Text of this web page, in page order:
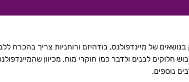
של מיינדפולנס, בודהיזם ורוחניות צריך בהכרח
חלוקים לבנים ולדבר כמו חוקרי מוח, מכיוון
נוספים.